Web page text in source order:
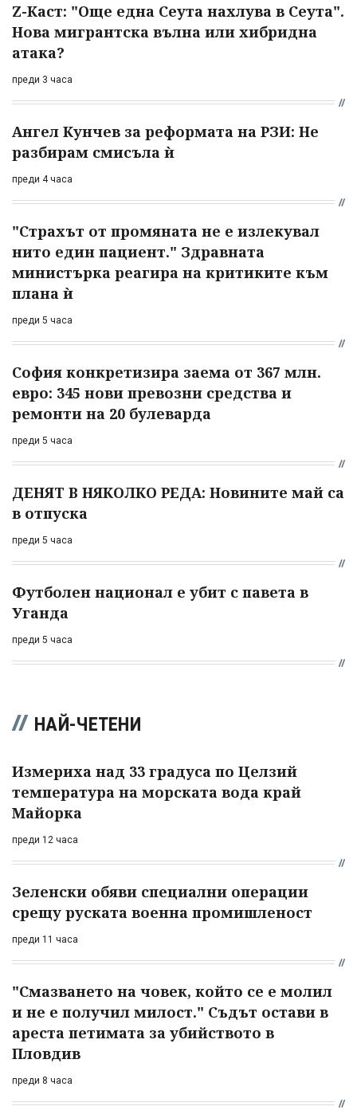
Z-Каст: "Още една Сеута нахлува в Сеута".
Нова мигрантска вълна или хибридна
атака?
преди 3 часа
Ангел Кунчев за реформата на РЗИ: Не
разбирам смисъла ѝ
преди 4 часа
"Страхът от промяната не е излекувал
нито един пациент." Здравната
министърка реагира на критиките към
плана ѝ
преди 5 часа
София конкретизира заема от 367 млн.
евро: 345 нови превозни средства и
ремонти на 20 булеварда
преди 5 часа
ДЕНЯТ В НЯКОЛКО РЕДА: Новините май са
в отпуска
преди 5 часа
Футболен национал е убит с павета в
Уганда
преди 5 часа
НАЙ-ЧЕТЕНИ
Измериха над 33 градуса по Целзий
температура на морската вода край
Майорка
преди 12 часа
Зеленски обяви специални операции
срещу руската военна промишленост
преди 11 часа
"Смазването на човек, който се е молил
и не е получил милост." Съдът остави в
ареста петимата за убийството в
Пловдив
преди 8 часа